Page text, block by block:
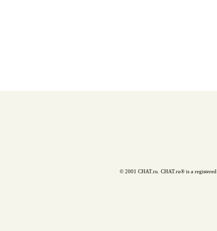
© 2001 CHAT.ru. CHAT.ru® is a